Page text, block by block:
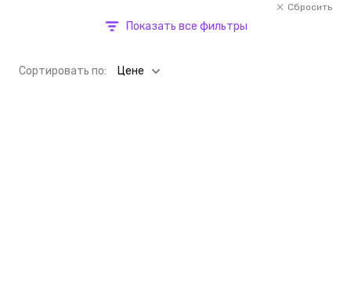
Сбросить
Показать все фильтры
Cортировать по: Цене